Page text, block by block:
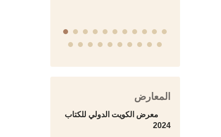
المعارض
معرض الكويت الدولي للكتاب
2024